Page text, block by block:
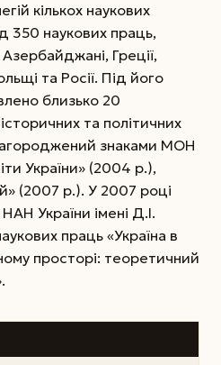
кількох наукових
350 наукових праць,
Азербайджані, Греції,
та Росії. Під його
близько 20
та політичних
знаками МОН
України» (2004 р.),
(2007 р.). У 2007 році
України імені Д.І.
праць «Україна в
просторі: теоретичний